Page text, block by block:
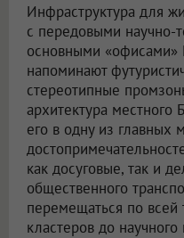
Инфраструктура для
с передовыми научно-
основными «офисами»
напоминают
стереотипные
архитектура местного
его в одну из главных
как досуговые, так и
общественного
перемещаться по всей
кластеров до